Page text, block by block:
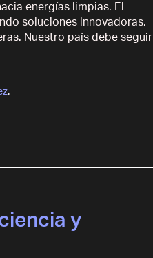
energías limpias. El
soluciones innovadoras,
Nuestro país debe seguir
.
y